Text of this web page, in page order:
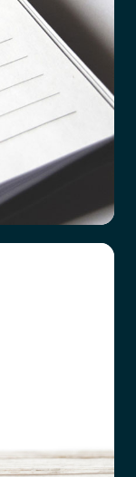
är. Hur
efter
så är det
sak att börja